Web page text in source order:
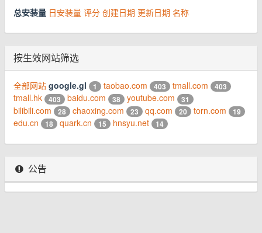
总安装量 日安装量 评分 创建日期 更新日期 名称
按生效网站筛选
全部网站 google.gl 1 taobao.com 403 tmall.com 403
tmall.hk 403 baidu.com 38 youtube.com 31
bilibili.com 28 chaoxing.com 23 qq.com 20 torn.com 19
edu.cn 18 quark.cn 15 hnsyu.net 14
公告